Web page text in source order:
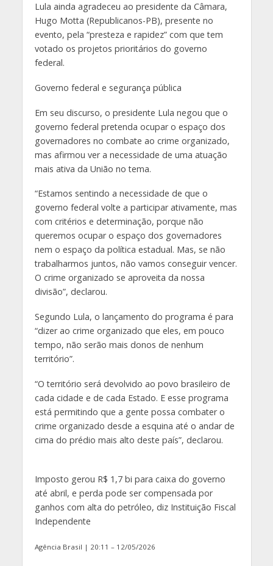
Lula ainda agradeceu ao presidente da Câmara,
Hugo Motta (Republicanos-PB), presente no
evento, pela “presteza e rapidez” com que tem
votado os projetos prioritários do governo
federal.
Governo federal e segurança pública
Em seu discurso, o presidente Lula negou que o
governo federal pretenda ocupar o espaço dos
governadores no combate ao crime organizado,
mas afirmou ver a necessidade de uma atuação
mais ativa da União no tema.
“Estamos sentindo a necessidade de que o
governo federal volte a participar ativamente, mas
com critérios e determinação, porque não
queremos ocupar o espaço dos governadores
nem o espaço da política estadual. Mas, se não
trabalharmos juntos, não vamos conseguir vencer.
O crime organizado se aproveita da nossa
divisão”, declarou.
Segundo Lula, o lançamento do programa é para
“dizer ao crime organizado que eles, em pouco
tempo, não serão mais donos de nenhum
território”.
“O território será devolvido ao povo brasileiro de
cada cidade e de cada Estado. E esse programa
está permitindo que a gente possa combater o
crime organizado desde a esquina até o andar de
cima do prédio mais alto deste país”, declarou.
Imposto gerou R$ 1,7 bi para caixa do governo
até abril, e perda pode ser compensada por
ganhos com alta do petróleo, diz Instituição Fiscal
Independente
Agência Brasil | 20:11 – 12/05/2026